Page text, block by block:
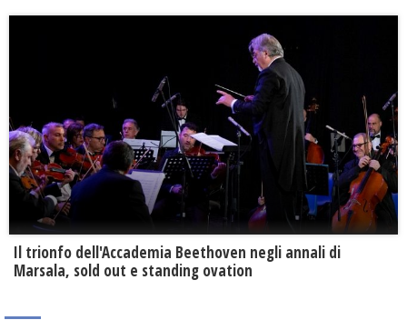
Il trionfo dell'Accademia Beethoven negli annali di
Marsala, sold out e standing ovation